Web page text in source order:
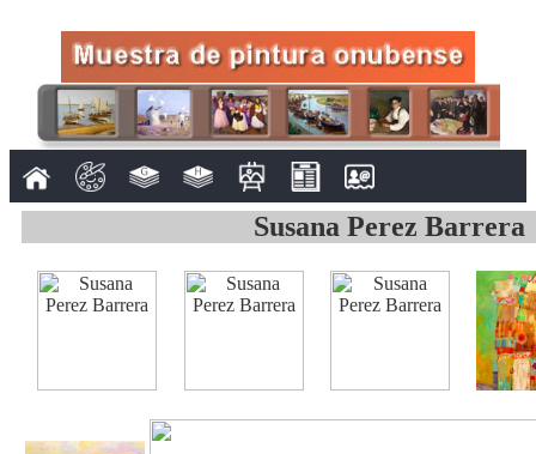
Susana Perez Barrera